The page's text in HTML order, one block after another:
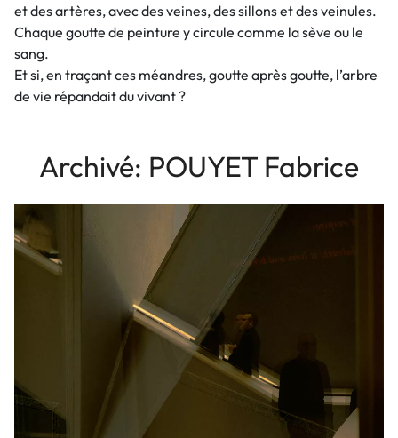
et des artères, avec des veines, des sillons et des veinules.
Chaque goutte de peinture y circule comme la sève ou le
sang.
Et si, en traçant ces méandres, goutte après goutte, l’arbre
de vie répandait du vivant ?
Archivé: POUYET Fabrice